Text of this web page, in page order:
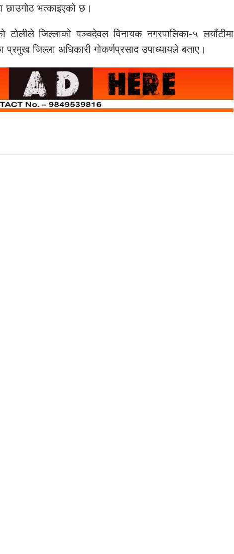
छाउगोठ भत्काइएको छ।
टोलीले जिल्लाको पञ्चदेवल विनायक नगरपालिका-५ लयाँटीमा
जिल्ला अधिकारी गोकर्णप्रसाद उपाध्यायले बताए।